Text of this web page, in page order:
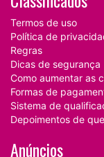
Termos de uso
Política de
Regras
Dicas de segurança
Como aumentar as
Formas de
Sistema de
Depoimentos de
Anúncios